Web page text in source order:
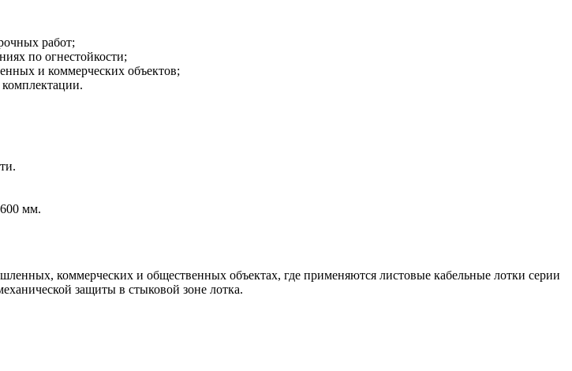
работ;
по огнестойкости;
и коммерческих объектов;
мм.
коммерческих и общественных объектах, где применяются листовые кабельные лотки серии
защиты в стыковой зоне лотка.